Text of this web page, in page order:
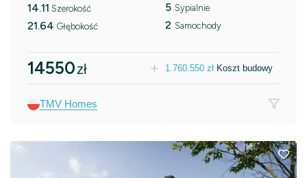
14.11 Szerokość
21.64 Głębokość
5 Sypialnie
2 Samochody
14550zł 1.760.550 zł Koszt budowy
TMV Homes